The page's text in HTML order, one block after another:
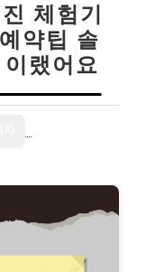
체험기
약팁 솔
랬어요